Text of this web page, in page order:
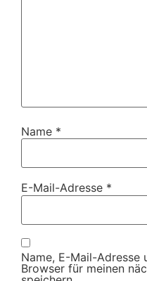
Name *
E-Mail-Adresse *
Name, E-Mail-Adresse
Browser für meinen